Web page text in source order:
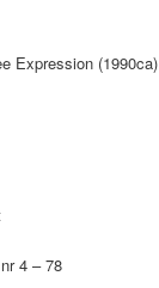
Expression (1990ca)
4 – 78